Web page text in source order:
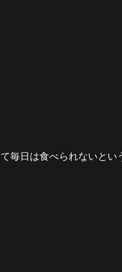
毎日は食べられないとい